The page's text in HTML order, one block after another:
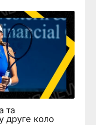
та
друге коло